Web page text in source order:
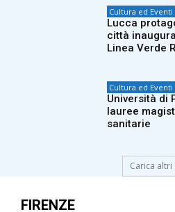
Cultura ed Eventi
Lucca
città
Linea Verde
Cultura ed Eventi
Università di
lauree
sanitarie
Carica altri
FIRENZE